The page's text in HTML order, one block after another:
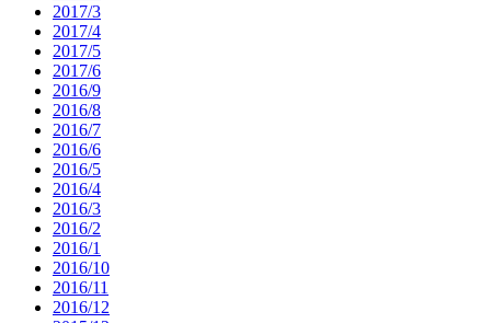
2017/3
2017/4
2017/5
2017/6
2016/9
2016/8
2016/7
2016/6
2016/5
2016/4
2016/3
2016/2
2016/1
2016/10
2016/11
2016/12